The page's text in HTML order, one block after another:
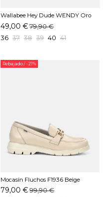
Wallabee Hey Dude WENDY Oro
49,00 € 79,90 €
36 37 38 39 40 41
Rebajado/ -21%
Mocasín Fluchos F1936 Beige
79,00 € 99,90 €